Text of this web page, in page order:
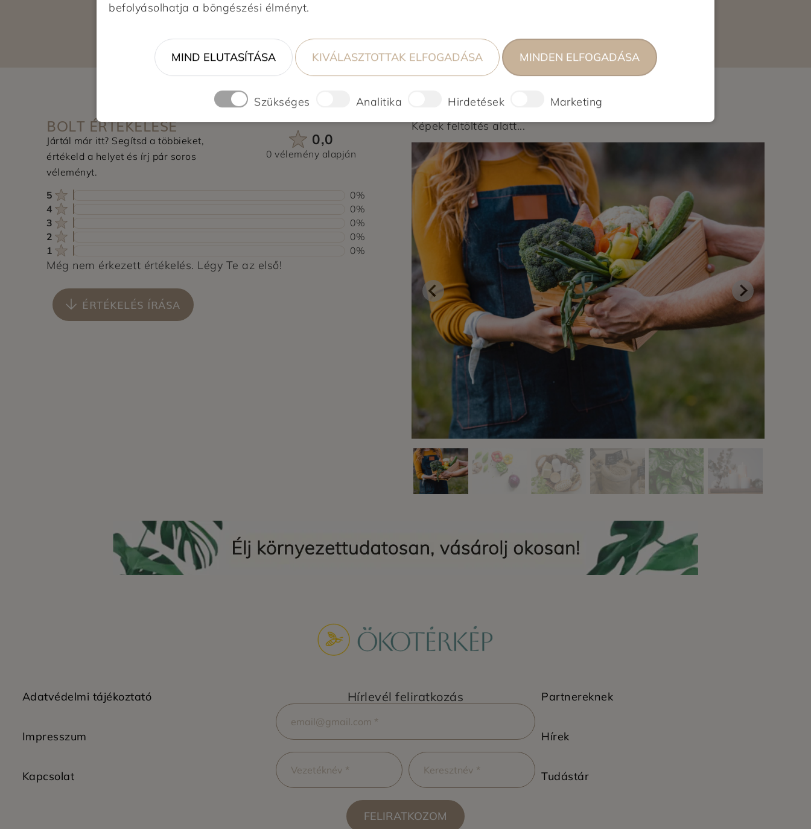
BOLT ÉRTÉKELÉSE
Jártál már itt? Segítsd a többieket,
értékeld a helyet és írj pár soros
véleményt.
0,0
0 vélemény alapján
5
0%
4
0%
3
0%
2
0%
1
0%
Még nem érkezett értékelés. Légy Te az első!
ÉRTÉKELÉS ÍRÁSA
Képek feltöltés alatt...
Adatvédelmi tájékoztató
Impresszum
Kapcsolat
Hírlevél feliratkozás
FELIRATKOZOM
Partnereknek
Hírek
Tudástár
befolyásolhatja a böngészési élményt.
MIND ELUTASÍTÁSA KIVÁLASZTOTTAK ELFOGADÁSA MINDEN ELFOGADÁSA
Szükséges Analitika Hirdetések Marketing